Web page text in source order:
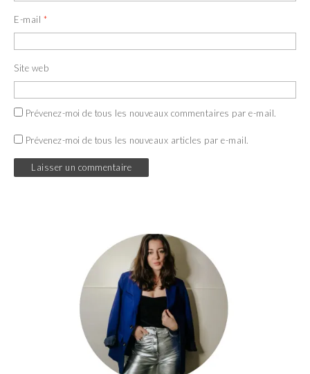
E-mail *
Site web
Prévenez-moi de tous les nouveaux commentaires par e-mail.
Prévenez-moi de tous les nouveaux articles par e-mail.